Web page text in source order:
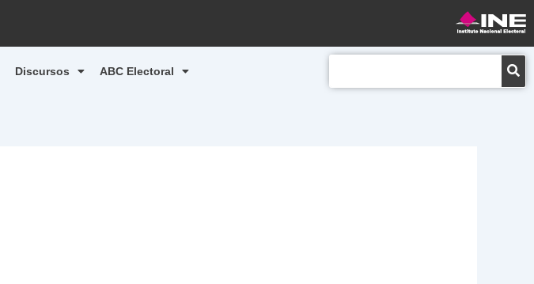
Discursos ABC Electoral